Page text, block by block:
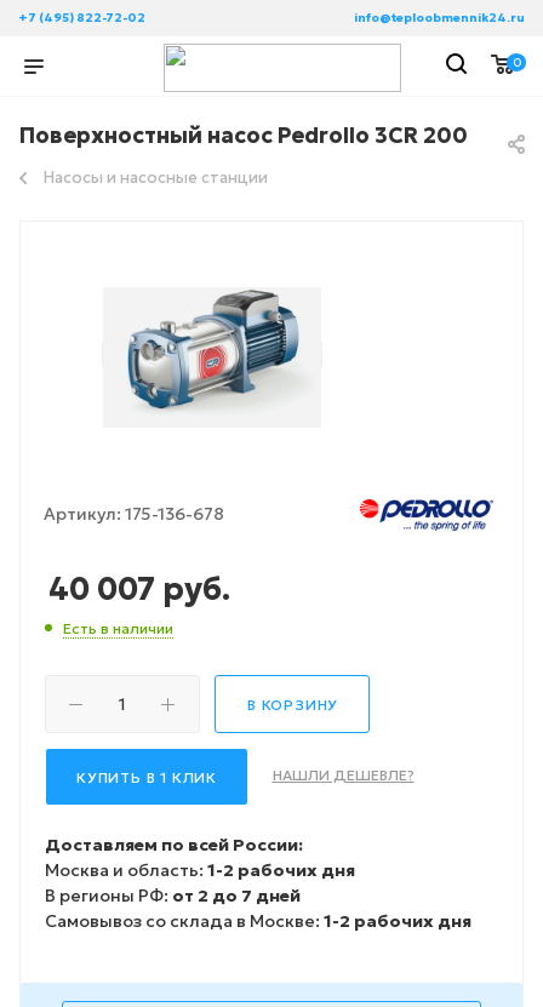
+7 (495) 822-72-02 info@teploobmennik24.ru
0
Поверхностный насос Pedrollo 3CR 200
Насосы и насосные станции
Артикул: 175-136-678
40 007 руб.
Есть в наличии
В КОРЗИНУ
КУПИТЬ В 1 КЛИК НАШЛИ ДЕШЕВЛЕ?
Доставляем по всей России:
Москва и область: 1-2 рабочих дня
В регионы РФ: от 2 до 7 дней
Самовывоз со склада в Москве: 1-2 рабочих дня